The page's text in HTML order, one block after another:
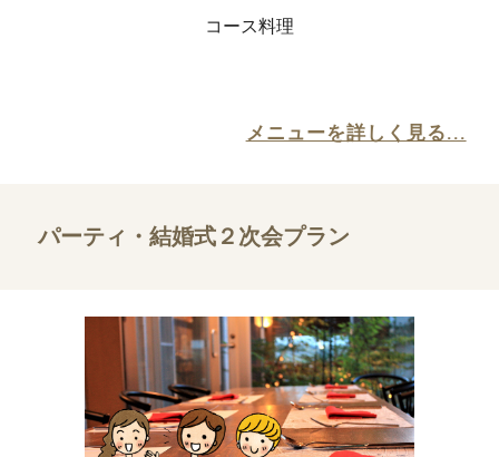
コース料理
メニューを詳しく見る...
パーティ・結婚式２次会プラン